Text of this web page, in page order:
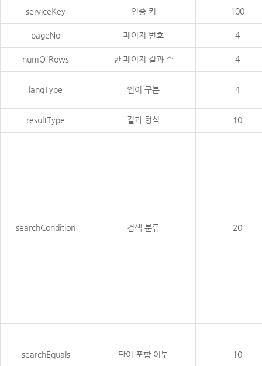
serviceKey 인증 키 100
pageNo 페이지 번호 4
numOfRows 한 페이지 결과 수 4
langType 언어 구분 4
resultType 결과 형식 10
searchCondition 검색 분류 20
searchEquals 단어 포함 여부 10